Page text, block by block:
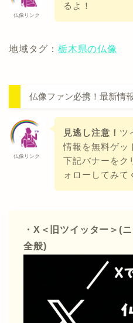
仏像リンク
るよ！
地域タグ： 栃木県の仏像
仏像ファン必携！最新情
仏像リンク
見逃し注意！ ツ
情報を無料ゲッ
下記バナーをク
ォローしてみて
・X＜旧ツイッター＞(
全般)